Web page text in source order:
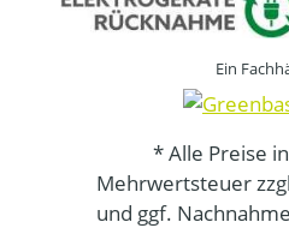
Ein
* Alle Preise
Mehrwertsteuer
und ggf.